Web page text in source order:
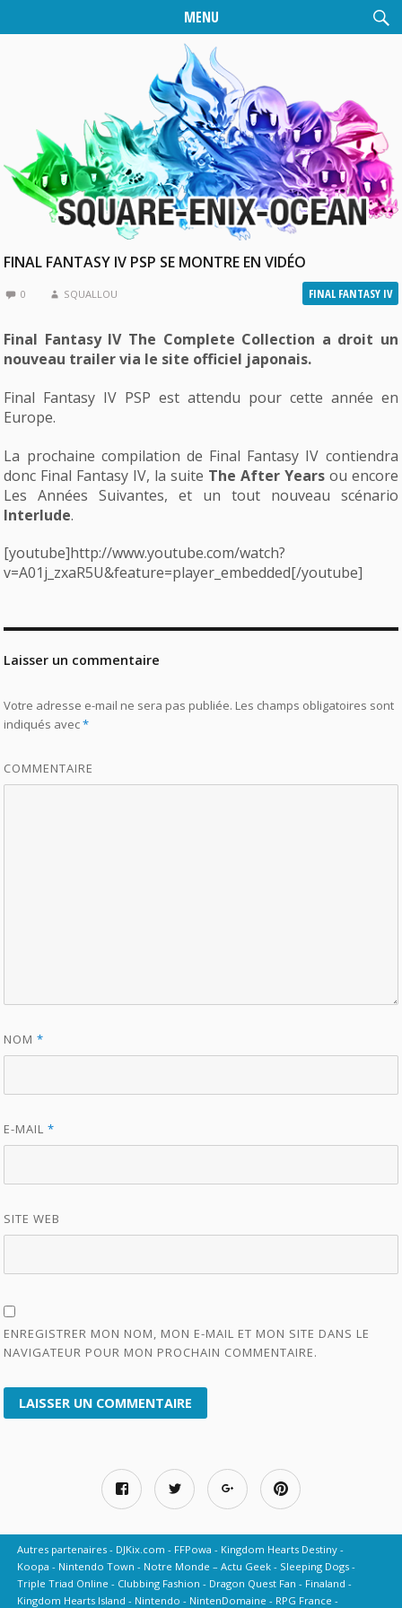
MENU
FINAL FANTASY IV PSP SE MONTRE EN VIDÉO
FINAL FANTASY IV
0 SQUALLOU
Final Fantasy IV The Complete Collection a droit un
nouveau trailer via le site officiel japonais.
Final Fantasy IV PSP est attendu pour cette année en
Europe.
La prochaine compilation de Final Fantasy IV contiendra
donc Final Fantasy IV, la suite The After Yearsou encore
Les Années Suivantes, et un tout nouveau scénario
Interlude.
[youtube]http://www.youtube.com/watch?
v=A01j_zxaR5U&feature=player_embedded[/youtube]
Laisser un commentaire
Votre adresse e-mail ne sera pas publiée. Les champs obligatoires sont
indiqués avec*
COMMENTAIRE
NOM*
E-MAIL*
SITE WEB
ENREGISTRER MON NOM, MON E-MAIL ET MON SITE DANS LE
NAVIGATEUR POUR MON PROCHAIN COMMENTAIRE.
Autres partenaires DJKix.com FFPowa
Kingdom Hearts Destiny
Koopa
Nintendo Town Notre Monde – Actu Geek
Sleeping Dogs
Triple Triad Online
Clubbing Fashion Dragon Quest Fan
Finaland
Kingdom Hearts Island
Nintendo NintenDomaine RPG France